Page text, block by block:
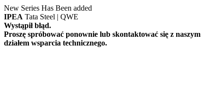
New Series Has Been added
IPEA Tata Steel | QWE
Wystąpił błąd.
Proszę spróbować ponownie lub skontaktować się z naszym
działem wsparcia technicznego.